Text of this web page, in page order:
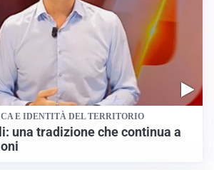
E IDENTITÀ DEL TERRITORIO
una tradizione che continua a